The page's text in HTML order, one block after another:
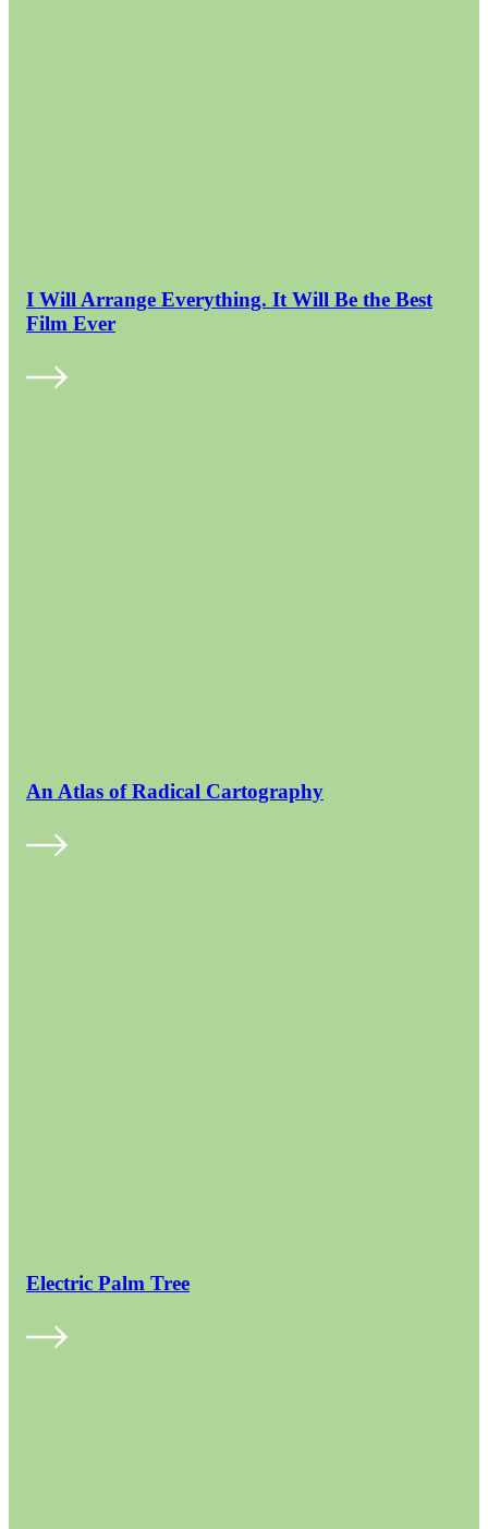
I Will Arrange Everything. It Will Be the Best
Film Ever
An Atlas of Radical Cartography
Electric Palm Tree